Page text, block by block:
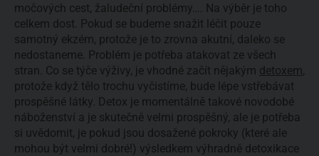
močových cest, žaludeční problémy…. Na výběr je toho
celkem dost. Pokud se budeme snažit léčit pouze
samotný ekzém, protože je to zrovna akutní, daleko se
nedostaneme. Problém je potřeba atakovat ze všech
stran. Co se týče výživy, je vhodné začít nějakým detoxem,
protože když tělo trochu vyčistíme, bude lépe vstřebávat
prospěšné látky. Detox je momentálně takové novodobé
náboženství a je skutečně velmi prospěšný, ale je potřeba
si uvědomit, je pokud jsou dosažené pokroky (které ale
mohou být velmi dobré!) výsledkem výhradně detoxikace